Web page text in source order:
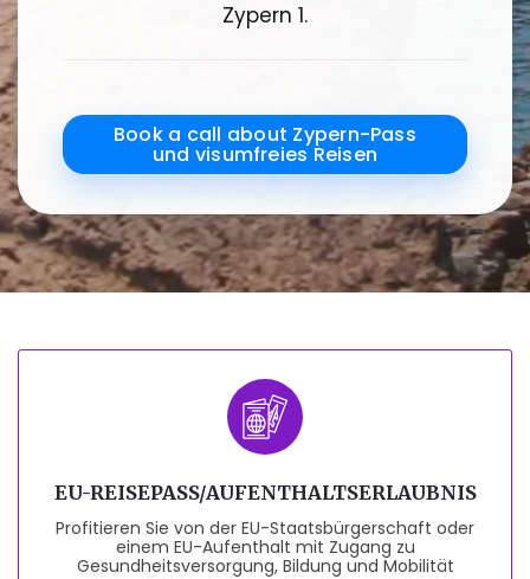
Zypern 1.
Book a call about Zypern-Pass
und visumfreies Reisen
EU-REISEPASS/AUFENTHALTSERLAUBNIS
Profitieren Sie von der EU-Staatsbürgerschaft oder
einem EU-Aufenthalt mit Zugang zu
Gesundheitsversorgung, Bildung und Mobilität